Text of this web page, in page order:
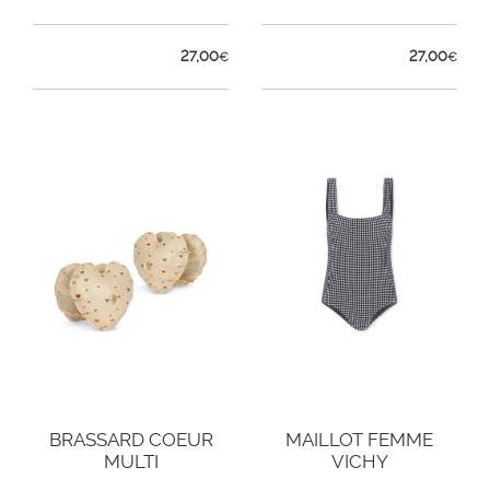
27,00€ 27,00€
BRASSARD COEUR
MULTI
MAILLOT FEMME
VICHY